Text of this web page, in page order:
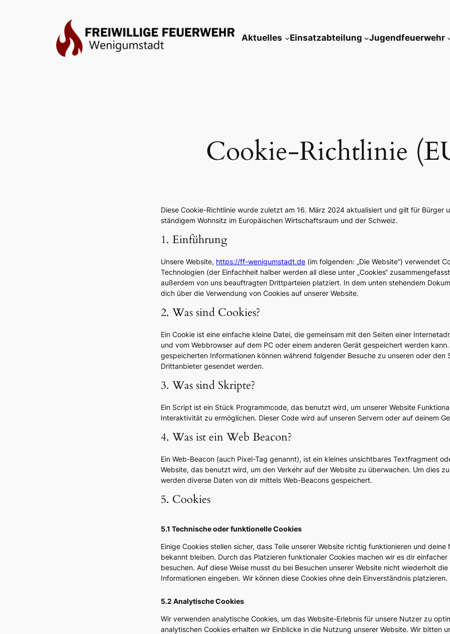
Aktuelles Einsatzabteilung Jugendfeuerwehr
Cookie-Richtlinie
Diese Cookie-Richtlinie wurde zuletzt am 16. März 2024 aktualisiert und gilt für Bürger
ständigem Wohnsitz im Europäischen Wirtschaftsraum und der Schweiz.
1. Einführung
Unsere Website, https://ff-wenigumstadt.de (im folgenden: „Die Website“) verwendet
Technologien (der Einfachheit halber werden all diese unter „Cookies“
außerdem von uns beauftragten Drittparteien platziert. In dem unten stehendem
dich über die Verwendung von Cookies auf unserer Website.
2. Was sind Cookies?
Ein Cookie ist eine einfache kleine Datei, die gemeinsam mit den Seiten einer
und vom Webbrowser auf dem PC oder einem anderen Gerät gespeichert werden
gespeicherten Informationen können während folgender Besuche zu unseren oder den
Drittanbieter gesendet werden.
3. Was sind Skripte?
Ein Script ist ein Stück Programmcode, das benutzt wird, um unserer Website
Interaktivität zu ermöglichen. Dieser Code wird auf unseren Servern oder auf deinem
4. Was ist ein Web Beacon?
Ein Web-Beacon (auch Pixel-Tag genannt), ist ein kleines unsichtbares Textfragment
Website, das benutzt wird, um den Verkehr auf der Website zu überwachen. Um dies
werden diverse Daten von dir mittels Web-Beacons gespeichert.
5. Cookies
5.1 Technische oder funktionelle Cookies
Einige Cookies stellen sicher, dass Teile unserer Website richtig funktionieren und deine
bekannt bleiben. Durch das Platzieren funktionaler Cookies machen wir es dir einfacher
besuchen. Auf diese Weise musst du bei Besuchen unserer Website nicht wiederholt
Informationen eingeben. Wir können diese Cookies ohne dein Einverständnis platzieren.
5.2 Analytische Cookies
Wir verwenden analytische Cookies, um das Website-Erlebnis für unsere Nutzer zu
analytischen Cookies erhalten wir Einblicke in die Nutzung unserer Website. Wir bitten